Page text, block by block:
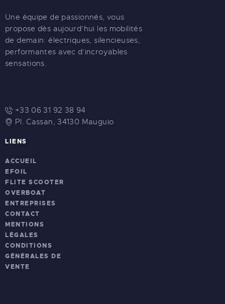
Une équipe de passionnés, vous
propose dès aujourd’hui les mobilités
de demain: électriques, silencieuses,
performantes avec d’incroyables
sensations.
+33 06 31 92 38 94
Pl. Cassan, 34130 Mauguio
LIENS
ACCUEIL
EFOIL
FLITE SCOOTER
OVERBOAT
ENTREPRISES
CONTACT
MENTIONS
LÉGALES
CONDITIONS
GÉNÉRALES DE
VENTE